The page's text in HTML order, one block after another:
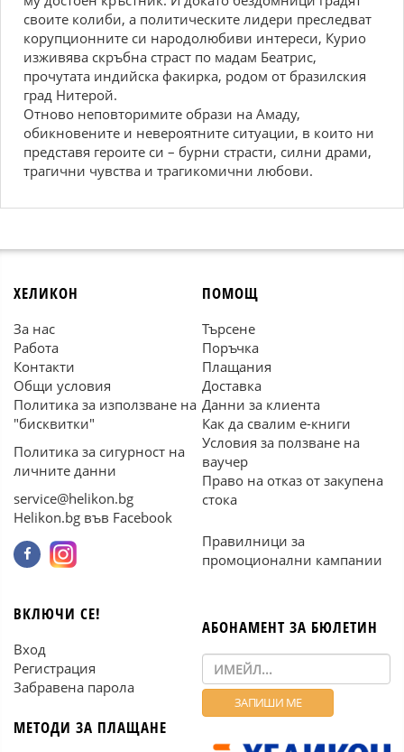
своите колиби, а политическите лидери преследват
корупционните си народолюбиви интереси, Курио
изживява скръбна страст по мадам Беатрис,
прочутата индийска факирка, родом от бразилския
град Нитерой.
Отново неповторимите образи на Амаду,
обикновените и невероятните ситуации, в които ни
представя героите си – бурни страсти, силни драми,
трагични чувства и трагикомични любови.
ХЕЛИКОН
За нас
Работа
Контакти
Общи условия
Политика за използване на
"бисквитки"
Политика за сигурност на
личните данни
service@helikon.bg
Helikon.bg във Facebook
ПОМОЩ
Търсене
Поръчка
Плащания
Доставка
Данни за клиента
Как да свалим е-книги
Условия за ползване на
ваучер
Право на отказ от закупена
стока
Правилници за
промоционални кампании
ВКЛЮЧИ СЕ!
Вход
Регистрация
Забравена парола
МЕТОДИ ЗА ПЛАЩАНЕ
АБОНАМЕНТ ЗА БЮЛЕТИН